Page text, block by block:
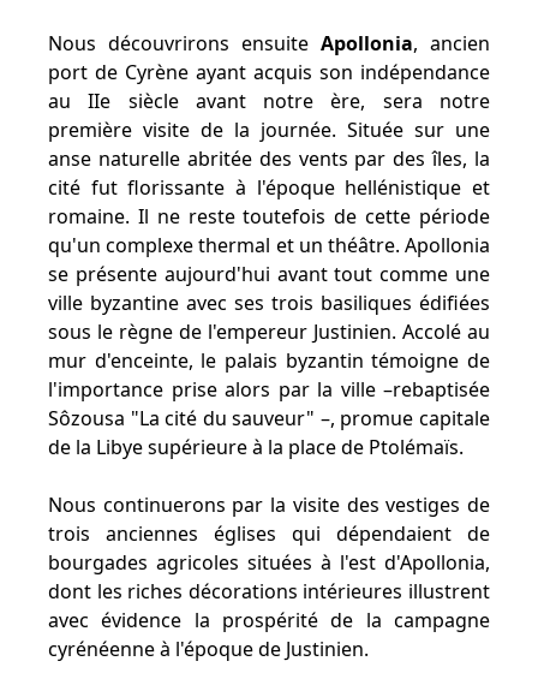
Nous découvrirons ensuite Apollonia, ancien
port de Cyrène ayant acquis son indépendance
au IIe siècle avant notre ère, sera notre
première visite de la journée. Située sur une
anse naturelle abritée des vents par des îles, la
cité fut florissante à l'époque hellénistique et
romaine. Il ne reste toutefois de cette période
qu'un complexe thermal et un théâtre. Apollonia
se présente aujourd'hui avant tout comme une
ville byzantine avec ses trois basiliques édifiées
sous le règne de l'empereur Justinien. Accolé au
mur d'enceinte, le palais byzantin témoigne de
l'importance prise alors par la ville –rebaptisée
Sôzousa "La cité du sauveur" –, promue capitale
de la Libye supérieure à la place de Ptolémaïs.
Nous continuerons par la visite des vestiges de
trois anciennes églises qui dépendaient de
bourgades agricoles situées à l'est d'Apollonia,
dont les riches décorations intérieures illustrent
avec évidence la prospérité de la campagne
cyrénéenne à l'époque de Justinien.